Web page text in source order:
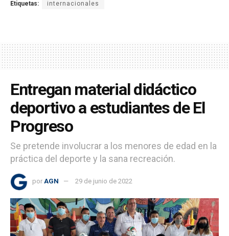
Etiquetas: internacionales
Entregan material didáctico
deportivo a estudiantes de El
Progreso
Se pretende involucrar a los menores de edad en la
práctica del deporte y la sana recreación.
por AGN 29 de junio de 2022